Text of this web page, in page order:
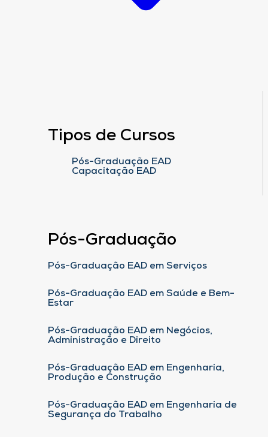
Tipos de Cursos
Pós-Graduação EAD
Capacitação EAD
Pós-Graduação
Pós-Graduação EAD em Serviços
Pós-Graduação EAD em Saúde e Bem-
Estar
Pós-Graduação EAD em Negócios,
Administração e Direito
Pós-Graduação EAD em Engenharia,
Produção e Construção
Pós-Graduação EAD em Engenharia de
Segurança do Trabalho